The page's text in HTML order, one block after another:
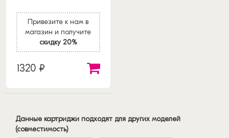
Привезите к нам в
магазин и получите
скидку 20%
1320 ₽
Данные картриджи подходят для других моделей
(совместимость)